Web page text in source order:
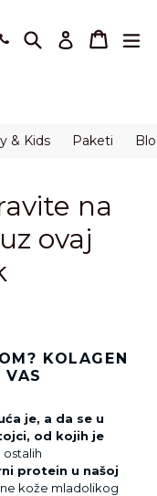
PretražiPrijavi se
& Kids Paketi
na
ovaj
KOLAGEN
VAS
je, a da se u
od kojih je
ostalih
protein u našoj
kože mladolikog